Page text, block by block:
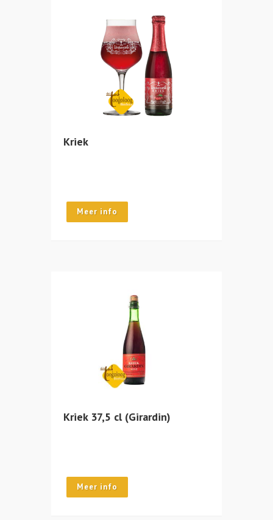
Kriek
Meer info
Kriek 37,5 cl (Girardin)
Meer info